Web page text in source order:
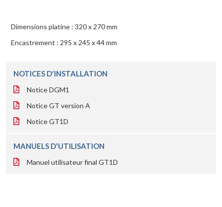
Dimensions platine : 320 x 270 mm
Encastrement : 295 x 245 x 44 mm
NOTICES D'INSTALLATION
Notice DGM1
Notice GT version A
Notice GT1D
MANUELS D'UTILISATION
Manuel utilisateur final GT1D